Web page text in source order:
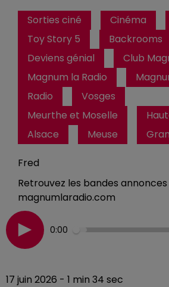
Sorties ciné Cinéma
Toy Story 5
Backrooms
Deviens génial
Club
Magnum la Radio
Radio
Vosges
Meurthe et Moselle
Alsace
Meuse
Fred
Retrouvez les bandes
magnumlaradio.com
0:00
17 juin 2026 - 1 min 34 sec